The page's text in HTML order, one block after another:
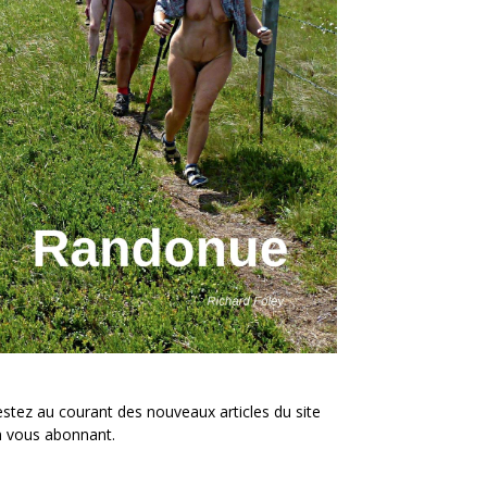
au courant des nouveaux articles du site
vous abonnant.